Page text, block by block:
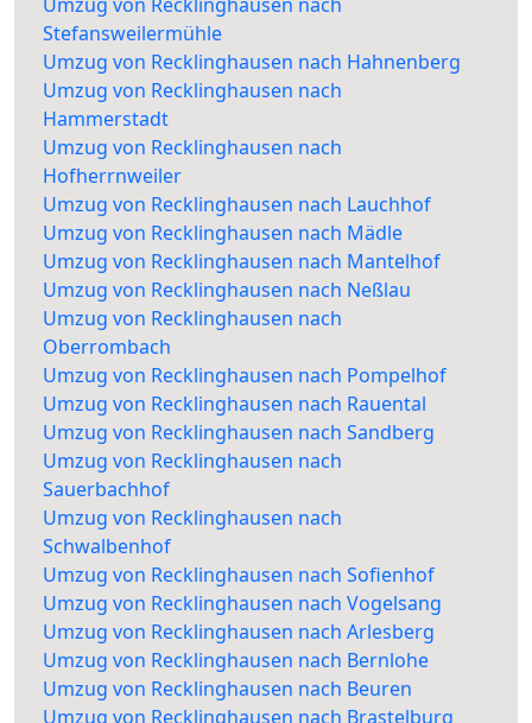
Stefansweilermühle
Umzug von Recklinghausen nach Hahnenberg
Umzug von Recklinghausen nach
Hammerstadt
Umzug von Recklinghausen nach
Hofherrnweiler
Umzug von Recklinghausen nach Lauchhof
Umzug von Recklinghausen nach Mädle
Umzug von Recklinghausen nach Mantelhof
Umzug von Recklinghausen nach Neßlau
Umzug von Recklinghausen nach
Oberrombach
Umzug von Recklinghausen nach Pompelhof
Umzug von Recklinghausen nach Rauental
Umzug von Recklinghausen nach Sandberg
Umzug von Recklinghausen nach
Sauerbachhof
Umzug von Recklinghausen nach
Schwalbenhof
Umzug von Recklinghausen nach Sofienhof
Umzug von Recklinghausen nach Vogelsang
Umzug von Recklinghausen nach Arlesberg
Umzug von Recklinghausen nach Bernlohe
Umzug von Recklinghausen nach Beuren
Umzug von Recklinghausen nach Brastelburg